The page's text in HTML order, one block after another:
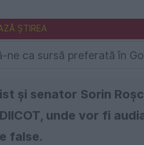
ȘTIREA
ne ca sursă preferată în
și senator Sorin
unde vor fi
false.